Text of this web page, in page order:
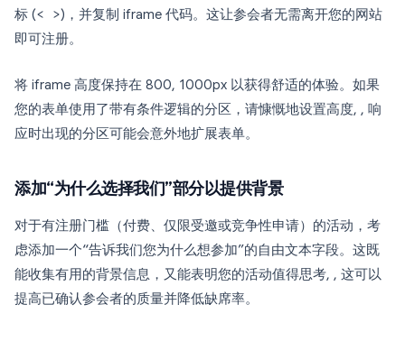
标 (< >)，并复制 iframe 代码。这让参会者无需离开您的网站
即可注册。
将 iframe 高度保持在 800, 1000px 以获得舒适的体验。如果
您的表单使用了带有条件逻辑的分区，请慷慨地设置高度, , 响
应时出现的分区可能会意外地扩展表单。
添加“为什么选择我们”部分以提供背景
对于有注册门槛（付费、仅限受邀或竞争性申请）的活动，考
虑添加一个“告诉我们您为什么想参加”的自由文本字段。这既
能收集有用的背景信息，又能表明您的活动值得思考, , 这可以
提高已确认参会者的质量并降低缺席率。